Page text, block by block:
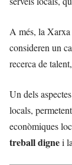
A més, la Xarxa
consideren un
recerca de
Un dels
locals,
econòmiques
treball dignei